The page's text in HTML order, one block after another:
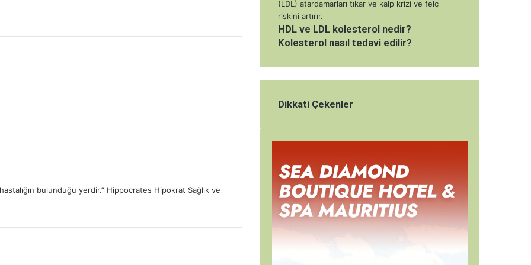
bulunduğu yerdir.” Hippocrates Hipokrat Sağlık ve
HDL ve LDL kolesterol nedir?
Kolesterol nasıl tedavi edilir?
Dikkati Çekenler